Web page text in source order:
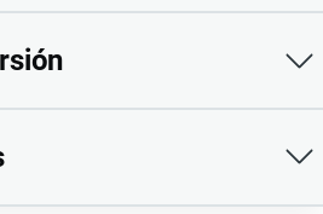
ABREVIATURAS Y SÍMBOLOS
Materials (Sociedad Americana
DE LAS PRINCIPALES
UNIDADES
Equivalencia